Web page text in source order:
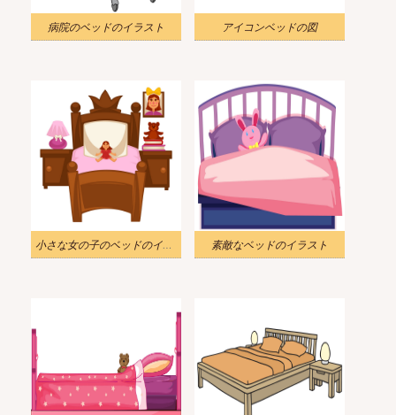
病院のベッドのイラスト アイコンベッドの図
小さな女の子のベッドのイラスト 素敵なベッドのイラスト